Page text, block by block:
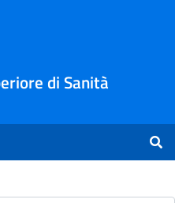
di Sanità
-